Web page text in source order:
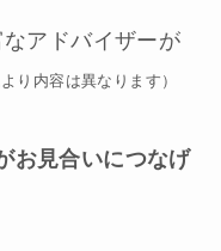
アドバイザーが
り内容は異なります）
お見合いにつなげ